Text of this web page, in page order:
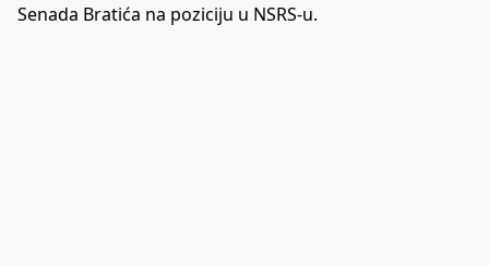
Senada Bratića na poziciju u NSRS-u.